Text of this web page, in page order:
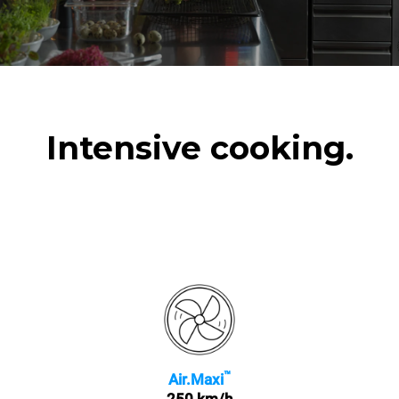
Intensive cooking.
Air.Maxi™